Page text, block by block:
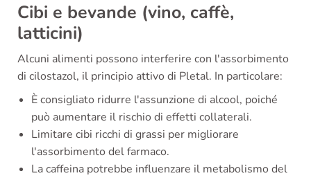
Cibi e bevande (vino, caffè,
latticini)
Alcuni alimenti possono interferire con l'assorbimento
di cilostazol, il principio attivo di Pletal. In particolare:
È consigliato ridurre l'assunzione di alcool, poiché
può aumentare il rischio di effetti collaterali.
Limitare cibi ricchi di grassi per migliorare
l'assorbimento del farmaco.
La caffeina potrebbe influenzare il metabolismo del